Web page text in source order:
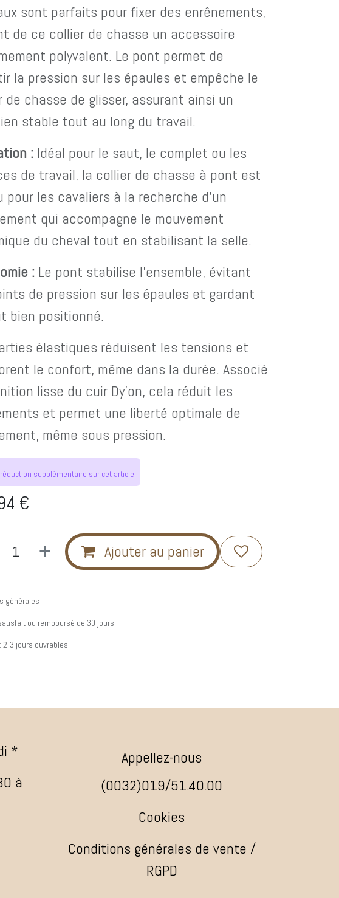
sont parfaits pour fixer des enrênements,
de ce collier de chasse un accessoire
polyvalent. Le pont permet de
la pression sur les épaules et empêche le
de chasse de glisser, assurant ainsi un
stable tout au long du travail.
: Idéal pour le saut, le complet ou les
de travail, la collier de chasse à pont est
pour les cavaliers à la recherche d’un
qui accompagne le mouvement
du cheval tout en stabilisant la selle.
: Le pont stabilise l’ensemble, évitant
de pression sur les épaules et gardant
bien positionné.
élastiques réduisent les tensions et
le confort, même dans la durée. Associé
lisse du cuir Dy'on, cela réduit les
et permet une liberté optimale de
même sous pression.
supplémentaire sur cet article
€
Ajouter au panier
générales
ou remboursé de 30 jours
2-3 jours ouvrables
*
à
Appellez-nous
(0032)019/51.40.00
Cookies
Conditions générales de vente /
RGPD